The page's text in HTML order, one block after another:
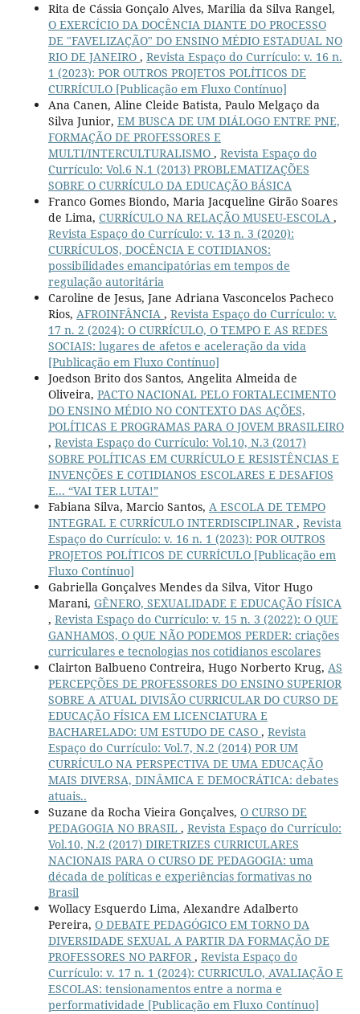
Rita de Cássia Gonçalo Alves, Marilia da Silva Rangel,
O EXERCÍCIO DA DOCÊNCIA DIANTE DO PROCESSO
DE "FAVELIZAÇÃO" DO ENSINO MÉDIO ESTADUAL NO
RIO DE JANEIRO , Revista Espaço do Currículo: v. 16 n.
1 (2023): POR OUTROS PROJETOS POLÍTICOS DE
CURRÍCULO [Publicação em Fluxo Contínuo]
Ana Canen, Aline Cleide Batista, Paulo Melgaço da
Silva Junior, EM BUSCA DE UM DIÁLOGO ENTRE PNE,
FORMAÇÃO DE PROFESSORES E
MULTI/INTERCULTURALISMO , Revista Espaço do
Currículo: Vol.6 N.1 (2013) PROBLEMATIZAÇÕES
SOBRE O CURRÍCULO DA EDUCAÇÃO BÁSICA
Franco Gomes Biondo, Maria Jacqueline Girão Soares
de Lima, CURRÍCULO NA RELAÇÃO MUSEU-ESCOLA ,
Revista Espaço do Currículo: v. 13 n. 3 (2020):
CURRÍCULOS, DOCÊNCIA E COTIDIANOS:
possibilidades emancipatórias em tempos de
regulação autoritária
Caroline de Jesus, Jane Adriana Vasconcelos Pacheco
Rios, AFROINFÂNCIA , Revista Espaço do Currículo: v.
17 n. 2 (2024): O CURRÍCULO, O TEMPO E AS REDES
SOCIAIS: lugares de afetos e aceleração da vida
[Publicação em Fluxo Contínuo]
Joedson Brito dos Santos, Angelita Almeida de
Oliveira, PACTO NACIONAL PELO FORTALECIMENTO
DO ENSINO MÉDIO NO CONTEXTO DAS AÇÕES,
POLÍTICAS E PROGRAMAS PARA O JOVEM BRASILEIRO
, Revista Espaço do Currículo: Vol.10, N.3 (2017)
SOBRE POLÍTICAS EM CURRÍCULO E RESISTÊNCIAS E
INVENÇÕES E COTIDIANOS ESCOLARES E DESAFIOS
E... “VAI TER LUTA!”
Fabiana Silva, Marcio Santos, A ESCOLA DE TEMPO
INTEGRAL E CURRÍCULO INTERDISCIPLINAR, Revista
Espaço do Currículo: v. 16 n. 1 (2023): POR OUTROS
PROJETOS POLÍTICOS DE CURRÍCULO [Publicação em
Fluxo Contínuo]
Gabriella Gonçalves Mendes da Silva, Vitor Hugo
Marani, GÊNERO, SEXUALIDADE E EDUCAÇÃO FÍSICA
, Revista Espaço do Currículo: v. 15 n. 3 (2022): O QUE
GANHAMOS, O QUE NÃO PODEMOS PERDER: criações
curriculares e tecnologias nos cotidianos escolares
Clairton Balbueno Contreira, Hugo Norberto Krug, AS
PERCEPÇÕES DE PROFESSORES DO ENSINO SUPERIOR
SOBRE A ATUAL DIVISÃO CURRICULAR DO CURSO DE
EDUCAÇÃO FÍSICA EM LICENCIATURA E
BACHARELADO: UM ESTUDO DE CASO , Revista
Espaço do Currículo: Vol.7, N.2 (2014) POR UM
CURRÍCULO NA PERSPECTIVA DE UMA EDUCAÇÃO
MAIS DIVERSA, DINÂMICA E DEMOCRÁTICA: debates
atuais..
Suzane da Rocha Vieira Gonçalves, O CURSO DE
PEDAGOGIA NO BRASIL , Revista Espaço do Currículo:
Vol.10, N.2 (2017) DIRETRIZES CURRICULARES
NACIONAIS PARA O CURSO DE PEDAGOGIA: uma
década de políticas e experiências formativas no
Brasil
Wollacy Esquerdo Lima, Alexandre Adalberto
Pereira, O DEBATE PEDAGÓGICO EM TORNO DA
DIVERSIDADE SEXUAL A PARTIR DA FORMAÇÃO DE
PROFESSORES NO PARFOR, Revista Espaço do
Currículo: v. 17 n. 1 (2024): CURRICULO, AVALIAÇÃO E
ESCOLAS: tensionamentos entre a norma e
performatividade [Publicação em Fluxo Contínuo]